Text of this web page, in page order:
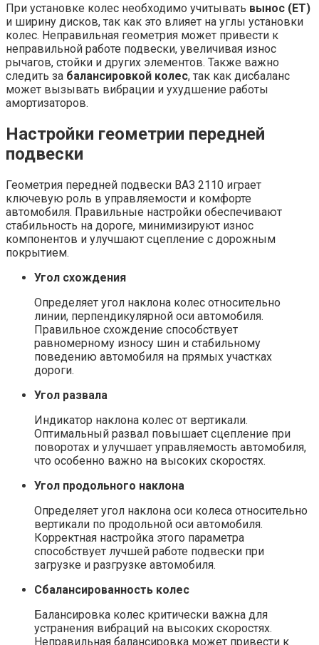
При установке колес необходимо учитывать вынос (ET)
и ширину дисков, так как это влияет на углы установки
колес. Неправильная геометрия может привести к
неправильной работе подвески, увеличивая износ
рычагов, стойки и других элементов. Также важно
следить за балансировкой колес, так как дисбаланс
может вызывать вибрации и ухудшение работы
амортизаторов.
Настройки геометрии передней
подвески
Геометрия передней подвески ВАЗ 2110 играет
ключевую роль в управляемости и комфорте
автомобиля. Правильные настройки обеспечивают
стабильность на дороге, минимизируют износ
компонентов и улучшают сцепление с дорожным
покрытием.
Угол схождения
Определяет угол наклона колес относительно
линии, перпендикулярной оси автомобиля.
Правильное схождение способствует
равномерному износу шин и стабильному
поведению автомобиля на прямых участках
дороги.
Угол развала
Индикатор наклона колес от вертикали.
Оптимальный развал повышает сцепление при
поворотах и улучшает управляемость автомобиля,
что особенно важно на высоких скоростях.
Угол продольного наклона
Определяет угол наклона оси колеса относительно
вертикали по продольной оси автомобиля.
Корректная настройка этого параметра
способствует лучшей работе подвески при
загрузке и разгрузке автомобиля.
Сбалансированность колес
Балансировка колес критически важна для
устранения вибраций на высоких скоростях.
Неправильная балансировка может привести к